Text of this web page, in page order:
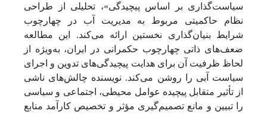
سیاست‌گذاری بر اساس پیچیدگی»، تحلیلی از طراحی
نظام حاکمیتی مربوط به مدیریت آب در چهارچوب
شرایط بنیان‌گذاری نخستین ارائه می‌کند. این مطالعه
ضعف‌های ذاتی چهارچوب حکمرانی در ایران، به‌ویژه از
لحاظ ظرفیت آن برای هدایت پیچیدگی‌های تدوین و اجرای
سیاست آبی را روشن می‌کند. نویسنده چالش‌های ناشی
از تأثیر متقابل پیچیده عوامل محیطی، اجتماعی و سیاسی
را تبیین و مانع تصمیم‌گیری مؤثر و تخصیص کارآمد منابع